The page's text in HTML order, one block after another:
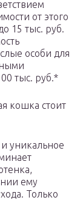
от этого
15 тыс. руб.
особи для
тыс. руб.*
кошка стоит
уникальное
ему
Только